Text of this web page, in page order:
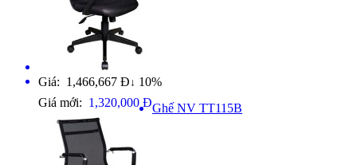
Giá: 1,466,667 Đ ↓ 10%
Giá mới: 1,320,000 ĐGhế NV TT115B